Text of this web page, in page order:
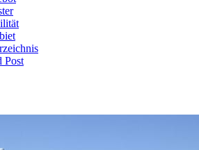
Post